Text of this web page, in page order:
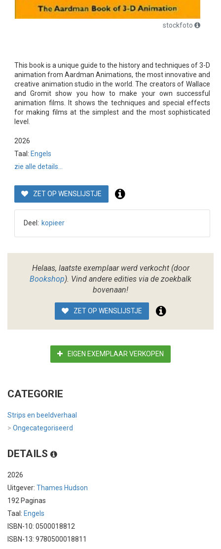
stockfoto
This book is a unique guide to the history and techniques of 3-D
animation from Aardman Animations, the most innovative and
creative animation studio in the world. The creators of Wallace
and Gromit show you how to make your own successful
animation films. It shows the techniques and special effects
for making films at the simplest and the most sophisticated
level.
2026
Taal: Engels
zie alle details...
ZET OP WENSLIJSTJE
Deel: kopieer
Helaas, laatste exemplaar werd verkocht (door
Bookshop). Vind andere edities via de zoekbalk
bovenaan!
ZET OP WENSLIJSTJE
EIGEN EXEMPLAAR VERKOPEN
CATEGORIE
Strips en beeldverhaal
> Ongecategoriseerd
DETAILS
2026
Uitgever: Thames Hudson
192 Paginas
Taal: Engels
ISBN-10: 0500018812
ISBN-13: 9780500018811